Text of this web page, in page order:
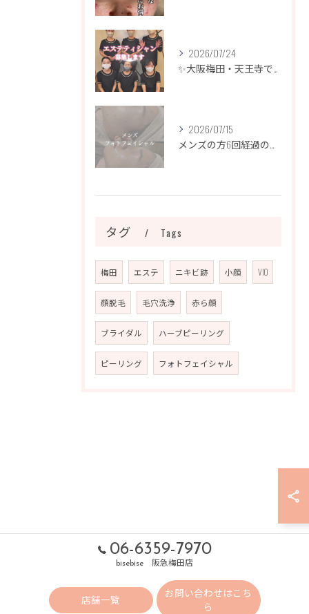
2026/07/24
✨大阪梅田・天王寺でエステティシャン募集✨
2026/07/15
メンズの方6回経過のお写真になります📷✨
タグ Tags
梅田 エステ ニキビ跡 小顔 VIO
顔脱毛 毛穴洗浄 赤ら顔
ブライダル ハーブピーリング
ピーリング フォトフェイシャル
06-6359-7970
bisebise 阪急梅田店
店舗一覧
お問い合わせはこち
ら